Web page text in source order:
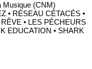
Musique (CNM)
• RÉSEAU CÉTACÉS •
• LES PÉCHEURS
EDUCATION • SHARK